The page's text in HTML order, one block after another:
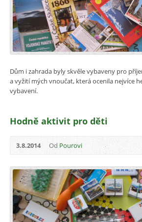
Dům i zahrada byly skvěle vybaveny pro
a vyžití mých vnoučat, která ocenila nejvíce
vybavení.
Hodně aktivit pro děti
3.8.2014 OdPourovi